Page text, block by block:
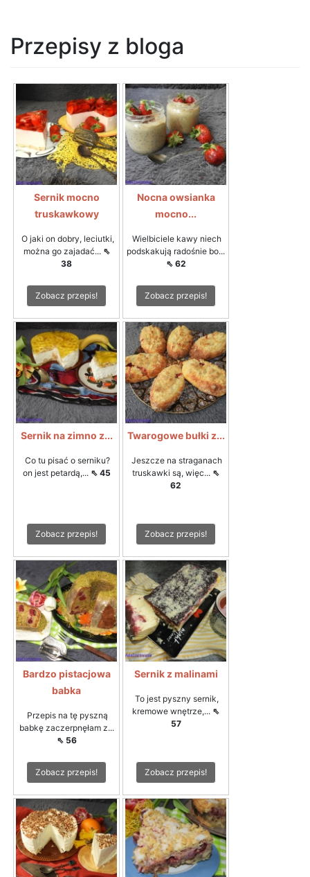
Przepisy z bloga
Sernik mocno
truskawkowy
O jaki on dobry, leciutki,
można go zajadać... ⇖
38
Zobacz przepis!
Nocna owsianka
mocno...
Wielbiciele kawy niech
podskakują radośnie bo...
⇖ 62
Zobacz przepis!
Sernik na zimno z...
Co tu pisać o serniku?
on jest petardą,... ⇖ 45
Zobacz przepis!
Twarogowe bułki z...
Jeszcze na straganach
truskawki są, więc... ⇖
62
Zobacz przepis!
Bardzo pistacjowa
babka
Przepis na tę pyszną
babkę zaczerpnęłam z...
⇖ 56
Zobacz przepis!
Sernik z malinami
To jest pyszny sernik,
kremowe wnętrze,... ⇖
57
Zobacz przepis!